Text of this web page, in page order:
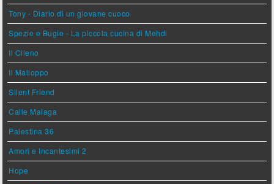
Tony - Diario di un giovane cuoco
Spezie e Bugie - La piccola cucina di Mehdi
Il Cileno
Il Malloppo
Silent Friend
Calle Malaga
Palestina 36
Amori e Incantesimi 2
Hope